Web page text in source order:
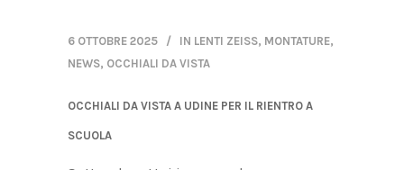
6 OTTOBRE 2025 IN LENTI ZEISS, MONTATURE,
NEWS, OCCHIALI DA VISTA
OCCHIALI DA VISTA A UDINE PER IL RIENTRO A
SCUOLA